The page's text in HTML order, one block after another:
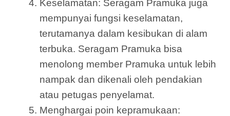
Keselamatan: Seragam Pramuka juga
mempunyai fungsi keselamatan,
terutamanya dalam kesibukan di alam
terbuka. Seragam Pramuka bisa
menolong member Pramuka untuk lebih
nampak dan dikenali oleh pendakian
atau petugas penyelamat.
Menghargai poin kepramukaan: